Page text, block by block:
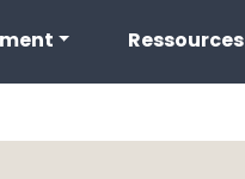
Ressources